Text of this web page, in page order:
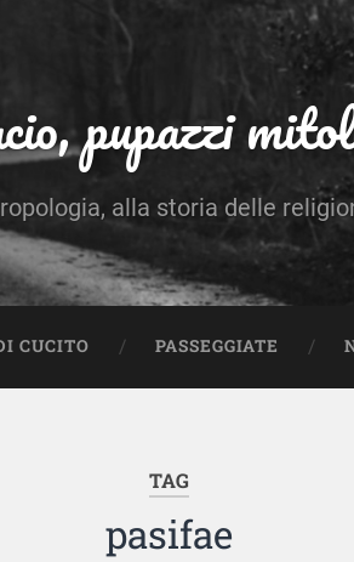
pupazzi
alla storia delle
CUCITO PASSEGGIATE
TAG
pasifae